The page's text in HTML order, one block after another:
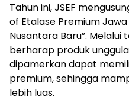
Tahun ini, JSEF
of Etalase Premium
Nusantara Baru”.
berharap produk
dipamerkan dapat
premium, sehingga
lebih luas.